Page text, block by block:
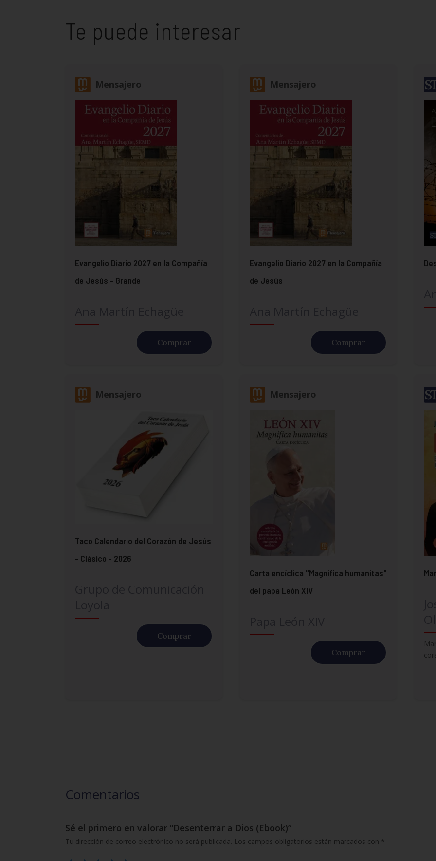
Te puede interesar
Mensajero
Evangelio Diario 2027 en la Compañía
de Jesús - Grande
Comprar
Mensajero
Evangelio Diario 2027 en la Compañía
de Jesús
Comprar
Mensajero
Taco Calendario del Corazón de Jesús
- Clásico - 2026
Comprar
Mensajero
Carta encíclica "Magnifica humanitas"
del papa León XIV
Comprar
Comentarios
Sé el primero en valorar “Desenterrar a Dios (Ebook)”
Tu dirección de correo electrónico no será publicada. Los campos obligatorios están marcados con *